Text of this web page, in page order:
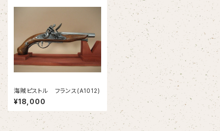
海賊ピストル フランス(A1012)
¥18,000